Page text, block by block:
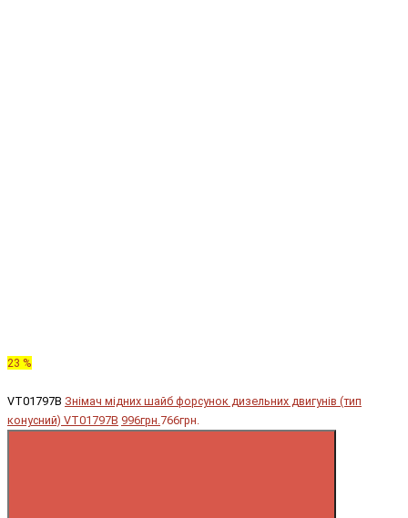
23 %
VT01797B Знімач мідних шайб форсунок дизельних двигунів (тип
конусний) VT01797B 996грн.766грн.